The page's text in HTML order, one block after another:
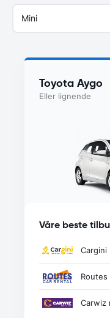
Mini
Toyota Aygo
Eller lignende
Våre beste
Cargini
Routes
Carwiz